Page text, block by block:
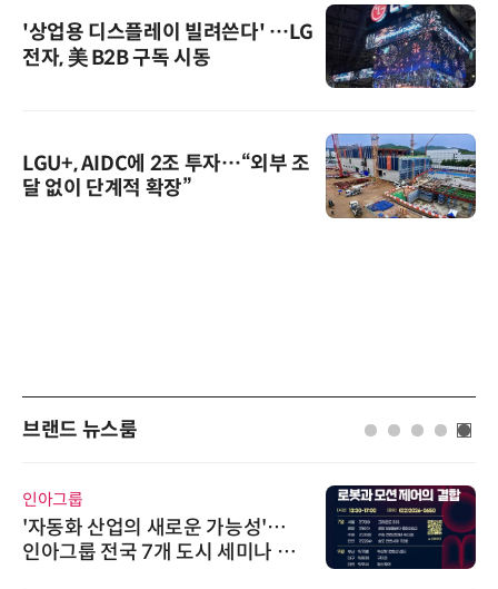
'상업용 디스플레이 빌려쓴다' …LG
전자, 美 B2B 구독 시동
LGU+, AIDC에 2조 투자…“외부 조
달 없이 단계적 확장”
브랜드 뉴스룸
인아그룹
'자동화 산업의 새로운 가능성'…
인아그룹 전국 7개 도시 세미나 페